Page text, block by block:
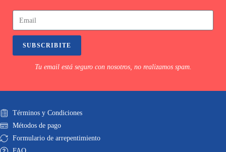
SUBSCRIBITE
Tu email está seguro con nosotros, no realizamos spam.
Términos y Condiciones
Métodos de pago
Formulario de arrepentimiento